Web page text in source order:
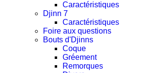
Caractéristiques
Djinn 7
Caractéristiques
Foire aux questions
Bouts d'Djinns
Coque
Gréement
Remorques